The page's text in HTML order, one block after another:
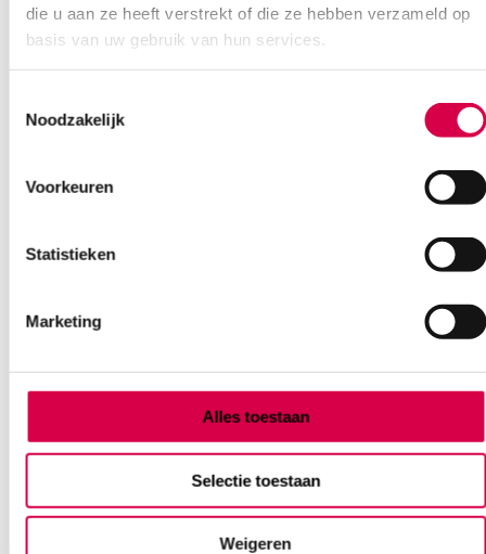
die u aan ze heeft verstrekt of die ze hebben verzameld op
basis van uw gebruik van hun services.
Noodzakelijk
Voorkeuren
Statistieken
Marketing
Alles toestaan
Selectie toestaan
Weigeren
Ook interessant
Leukoplast gaaskompres, 10cm x 10cm, 4